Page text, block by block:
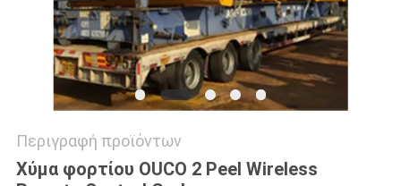
Περιγραφή προϊόντων
Χύμα φορτίου OUCO 2 Peel Wireless